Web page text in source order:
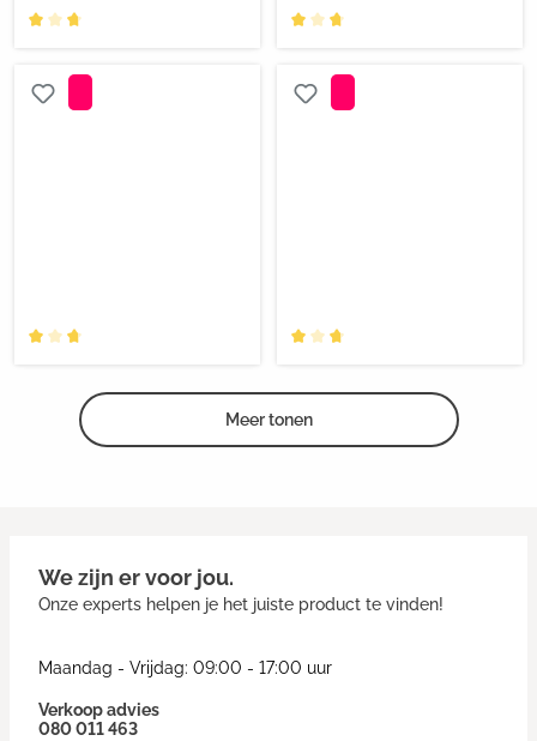
Meer tonen
We zijn er voor jou.
Onze experts helpen je het juiste product te vinden!
Maandag - Vrijdag: 09:00 - 17:00 uur
Verkoop advies
080 011 463